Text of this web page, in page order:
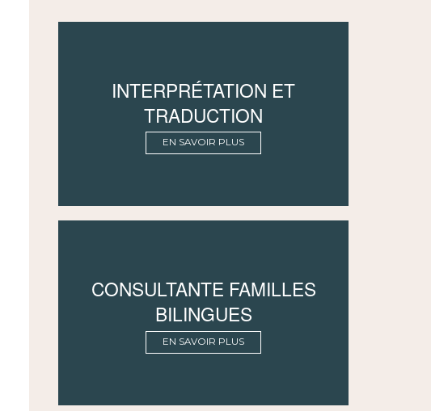
INTERPRÉTATION ET
TRADUCTION
EN SAVOIR PLUS
CONSULTANTE FAMILLES
BILINGUES
EN SAVOIR PLUS